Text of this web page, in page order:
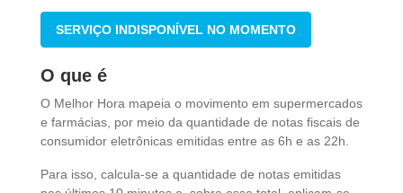
SERVIÇO INDISPONÍVEL NO MOMENTO
O que é
O Melhor Hora mapeia o movimento em supermercados
e farmácias, por meio da quantidade de notas fiscais de
consumidor eletrônicas emitidas entre as 6h e as 22h.
Para isso, calcula-se a quantidade de notas emitidas